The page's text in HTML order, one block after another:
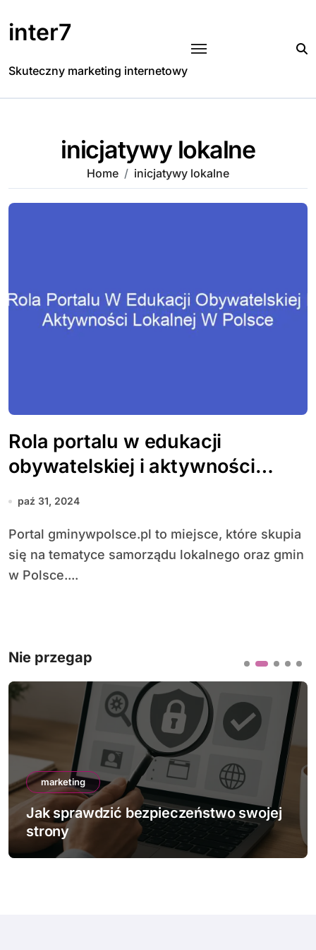
to
content
inter7
Skuteczny marketing internetowy
inicjatywy lokalne
Home inicjatywy lokalne
Rola portalu w edukacji
obywatelskiej i aktywności
lokalnej w Polsce
paź 31, 2024
Portal gminywpolsce.pl to miejsce, które skupia
się na tematyce samorządu lokalnego oraz gmin
w Polsce....
Nie przegap
marketing
Jak sprawdzić bezpieczeństwo swojej
strony